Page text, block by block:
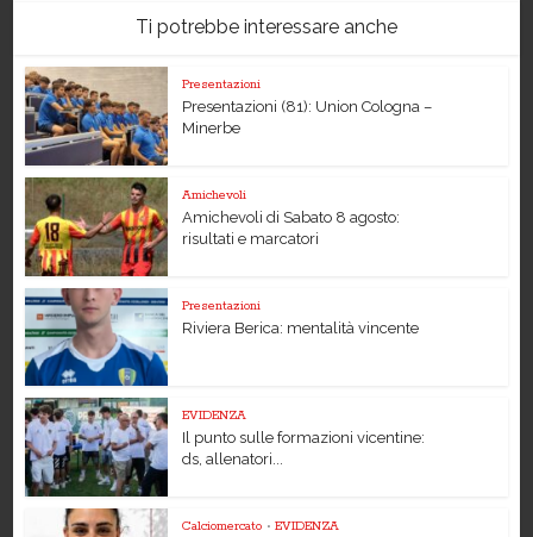
Ti potrebbe interessare anche
Presentazioni
Presentazioni (81): Union Cologna –
Minerbe
Amichevoli
Amichevoli di Sabato 8 agosto:
risultati e marcatori
Presentazioni
Riviera Berica: mentalità vincente
EVIDENZA
Il punto sulle formazioni vicentine:
ds, allenatori...
Calciomercato • EVIDENZA